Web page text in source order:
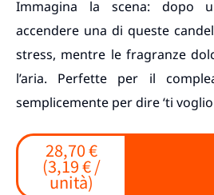
Immagina la scena: dopo
accendere una di queste
stress, mentre le fragranze
l’aria. Perfette per il
semplicemente per dire ‘ti voglio
28,70 €
(3,19 € /
unità)